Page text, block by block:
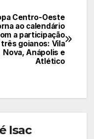
Centro-Oeste
ao calendário
a participação
goianos: Vila
Nova, Anápolis e
Atlético
Isac